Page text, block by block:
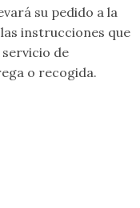
su pedido a la
instrucciones que
de
o recogida.